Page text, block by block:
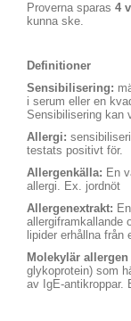
Proverna sparas 4
kunna ske.
Definitioner
Sensibilisering:
i serum eller en
Sensibilisering kan
Allergi:
testats positivt för.
Allergenkälla: En
allergi. Ex. jordnöt
Allergenextrakt:
allergiframkallande
lipider erhållna
Molekylär
glykoprotein) som
av IgE-antikroppar.